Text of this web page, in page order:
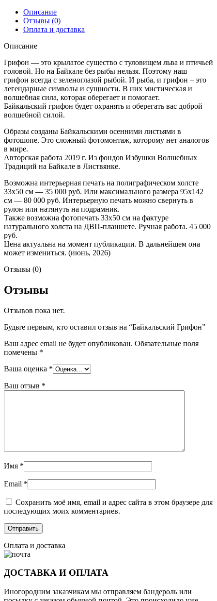
Описание
Отзывы (0)
Оплата и доставка
Описание
Грифон — это крылатое существо с туловищем льва и птичьей
головой. Но на Байкале без рыбы нельзя. Поэтому наш
грифон всегда с зеленоглазой рыбой. И рыба, и грифон – это
легендарные символы и сущности. В них мистическая и
волшебная сила, которая оберегает и помогает.
Байкальский грифон будет охранять и оберегать вас доброй
волшебной силой.
Образы созданы Байкальскими осенними листьями в
фотошопе. Это сложный фотомонтаж, которому нет аналогов
в мире.
Авторская работа 2019 г. Из фондов Избушки Волшебных
Традиций на Байкале в Листвянке.
Возможна интерьерная печать на полиграфическом холсте
33х50 см — 35 000 руб. Или максимального размера 95х142
см — 80 000 руб. Интерьерную печать можно свернуть в
рулон или натянуть на подрамник.
Также возможна фотопечать 33х50 см на фактуре
натурального холста на ДВП-планшете. Ручная работа. 45 000
руб.
Цена актуальна на момент публикации. В дальнейшем она
может измениться. (июнь, 2026)
Отзывы (0)
Отзывы
Отзывов пока нет.
Будьте первым, кто оставил отзыв на “Байкальский Грифон”
Ваш адрес email не будет опубликован. Обязательные поля
помечены *
Ваша оценка *
Ваш отзыв *
Имя *
Email *
Сохранить моё имя, email и адрес сайта в этом браузере для
последующих моих комментариев.
Оплата и доставка
ДОСТАВКА И ОПЛАТА
Иногородним заказчикам мы отправляем бандероль или